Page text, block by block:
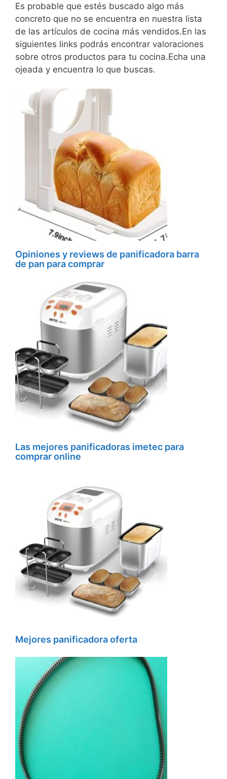
Es probable que estés buscado algo más
concreto que no se encuentra en nuestra lista
de las artículos de cocina más vendidos.En las
siguientes links podrás encontrar valoraciones
sobre otros productos para tu cocina.Echa una
ojeada y encuentra lo que buscas.
Opiniones y reviews de panificadora barra
de pan para comprar
Las mejores panificadoras imetec para
comprar online
Mejores panificadora oferta